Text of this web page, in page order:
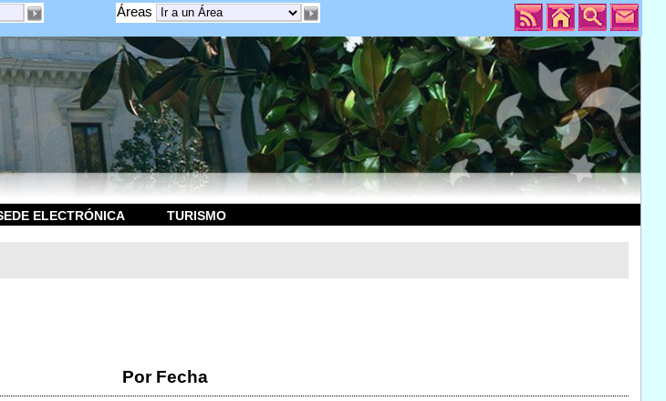
Áreas
ELECTRÓNICA TURISMO
Por Fecha